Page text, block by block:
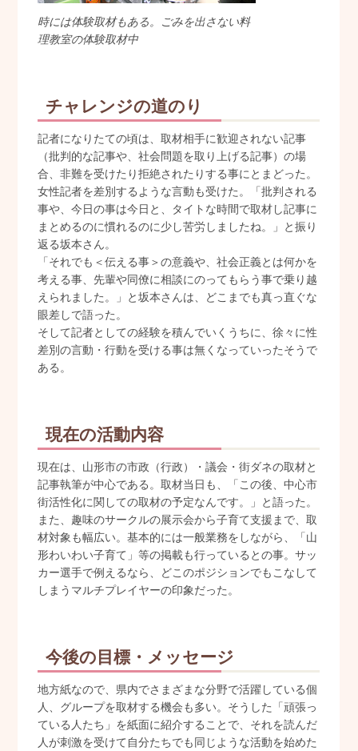
時には体験取材もある。ごみを出さない料
理教室の体験取材中
チャレンジの道のり
記者になりたての頃は、取材相手に歓迎されない記事
（批判的な記事や、社会問題を取り上げる記事）の場
合、非難を受けたり拒絶されたりする事にとまどった。
女性記者を差別するような言動も受けた。「批判される
事や、今日の事は今日と、タイトな時間で取材し記事に
まとめるのに慣れるのに少し苦労しましたね。」と振り
返る坂本さん。
「それでも＜伝える事＞の意義や、社会正義とは何かを
考える事、先輩や同僚に相談にのってもらう事で乗り越
えられました。」と坂本さんは、どこまでも真っ直ぐな
眼差しで語った。
そして記者としての経験を積んでいくうちに、徐々に性
差別の言動・行動を受ける事は無くなっていったそうで
ある。
現在の活動内容
現在は、山形市の市政（行政）・議会・街ダネの取材と
記事執筆が中心である。取材当日も、「この後、中心市
街活性化に関しての取材の予定なんです。」と語った。
また、趣味のサークルの展示会から子育て支援まで、取
材対象も幅広い。基本的には一般業務をしながら、「山
形わいわい子育て」等の掲載も行っているとの事。サッ
カー選手で例えるなら、どこのポジションでもこなして
しまうマルチプレイヤーの印象だった。
今後の目標・メッセージ
地方紙なので、県内でさまざまな分野で活躍している個
人、グループを取材する機会も多い。そうした「頑張っ
ている人たち」を紙面に紹介することで、それを読んだ
人が刺激を受けて自分たちでも同じような活動を始めた